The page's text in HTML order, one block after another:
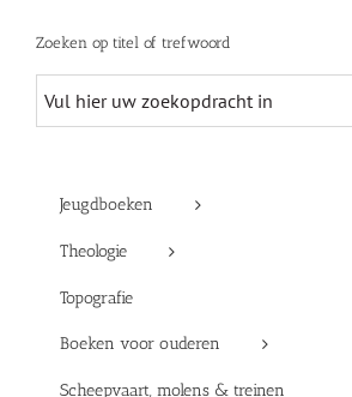
Zoeken op titel of trefwoord
Jeugdboeken
Theologie
Topografie
Boeken voor ouderen
Scheepvaart, molens & treinen